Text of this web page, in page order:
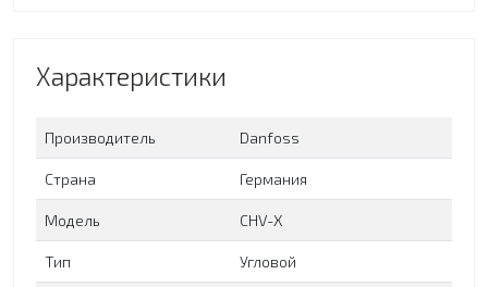
Характеристики
Производитель Danfoss
Страна Германия
Модель CHV-X
Тип Угловой